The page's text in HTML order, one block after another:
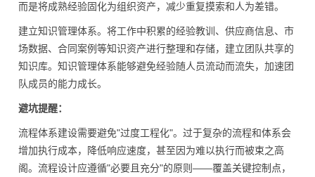
而是将成熟经验固化为组织资产，减少重复摸索和人为差错。
建立知识管理体系。将工作中积累的经验教训、供应商信息、市
场数据、合同案例等知识资产进行整理和存储，建立团队共享的
知识库。知识管理体系能够避免经验随人员流动而流失，加速团
队成员的能力成长。
避坑提醒：
流程体系建设需要避免"过度工程化"。过于复杂的流程和体系会
增加执行成本，降低响应速度，甚至因为难以执行而被束之高
阁。流程设计应遵循"必要且充分"的原则——覆盖关键控制点，